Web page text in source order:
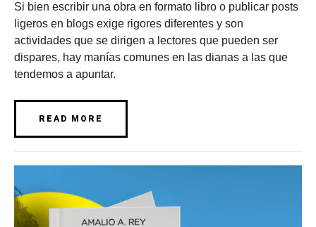
Si bien escribir una obra en formato libro o publicar posts
ligeros en blogs exige rigores diferentes y son
actividades que se dirigen a lectores que pueden ser
dispares, hay manías comunes en las dianas a las que
tendemos a apuntar.
READ MORE